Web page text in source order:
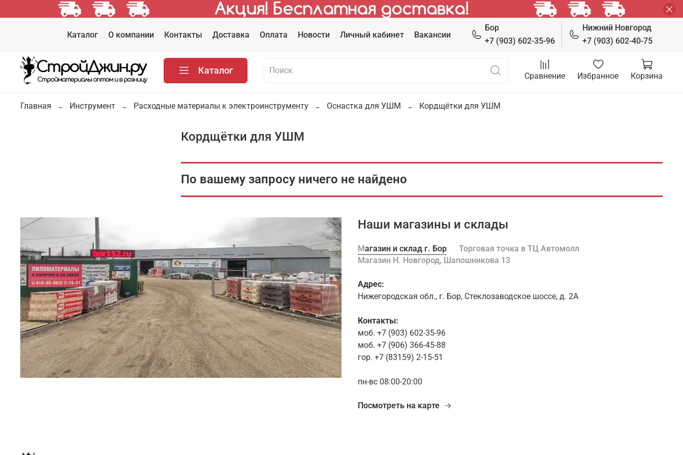
Каталог О компании Контакты Доставка Оплата Новости Личный кабинет Вакансии
Бор
+7 (903) 602-35-96
Нижний Новгород
+7 (903) 602-40-75
Каталог
Сравнение Избранное Корзина
Главная Инструмент Расходные материалы к электроинструменту Оснастка для УШМ Кордщётки для УШМ
Кордщётки для УШМ
По вашему запросу ничего не найдено
Наши магазины и склады
Магазин и склад г. Бор
Торговая точка в ТЦ Автомолл
Магазин Н. Новгород, Шапошникова 13
Адрес:
Нижегородская обл., г. Бор, Стеклозаводское шоссе, д. 2А
Контакты:
моб. +7 (903) 602-35-96
моб. +7 (906) 366-45-88
гор. +7 (83159) 2-15-51
пн-вс 08:00-20:00
Посмотреть на карте